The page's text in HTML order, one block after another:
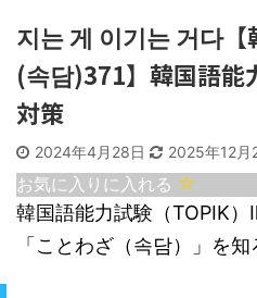
지는 게 이기는 거다
(속담)371】韓国語能
対策
2024年4月28日 2025年12月
お気に入りに入れる
韓国語能力試験（TOPIK
「ことわざ（속담）」を知